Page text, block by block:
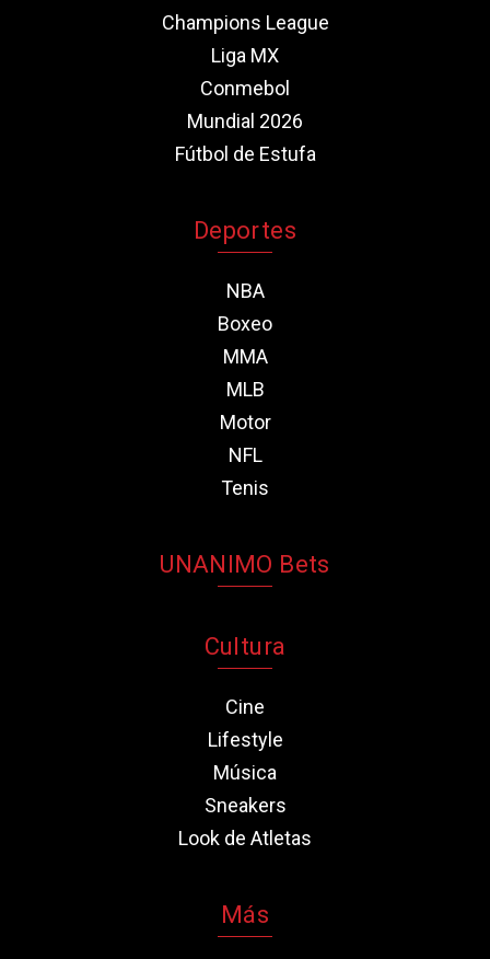
Champions League
Liga MX
Conmebol
Mundial 2026
Fútbol de Estufa
Deportes
NBA
Boxeo
MMA
MLB
Motor
NFL
Tenis
UNANIMO Bets
Cultura
Cine
Lifestyle
Música
Sneakers
Look de Atletas
Más